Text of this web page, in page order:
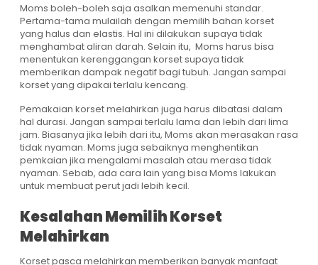
Moms boleh-boleh saja asalkan memenuhi standar.
Pertama-tama mulailah dengan memilih bahan korset
yang halus dan elastis. Hal ini dilakukan supaya tidak
menghambat aliran darah. Selain itu, Moms harus bisa
menentukan kerenggangan korset supaya tidak
memberikan dampak negatif bagi tubuh. Jangan sampai
korset yang dipakai terlalu kencang.
Pemakaian korset melahirkan juga harus dibatasi dalam
hal durasi. Jangan sampai terlalu lama dan lebih dari lima
jam. Biasanya jika lebih dari itu, Moms akan merasakan rasa
tidak nyaman. Moms juga sebaiknya menghentikan
pemkaian jika mengalami masalah atau merasa tidak
nyaman. Sebab, ada cara lain yang bisa Moms lakukan
untuk membuat perut jadi lebih kecil.
Kesalahan Memilih Korset
Melahirkan
Korset pasca melahirkan memberikan banyak manfaat